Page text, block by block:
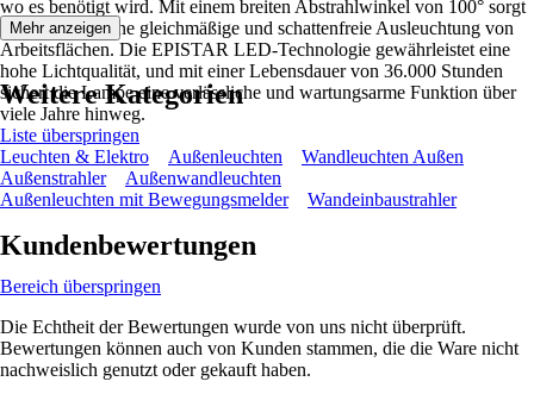
wo es benötigt wird. Mit einem breiten Abstrahlwinkel von 100° sorgt
der Fluter für eine gleichmäßige und schattenfreie Ausleuchtung von
Arbeitsflächen. Die EPISTAR LED-Technologie gewährleistet eine
hohe Lichtqualität, und mit einer Lebensdauer von 36.000 Stunden
sichert die Lampe eine verlässliche und wartungsarme Funktion über
viele Jahre hinweg.
Mehr anzeigen
Weitere Kategorien
Liste überspringen
Leuchten & Elektro
Außenleuchten
Wandleuchten Außen
Außenstrahler
Außenwandleuchten
Außenleuchten mit Bewegungsmelder
Wandeinbaustrahler
Kundenbewertungen
Bereich überspringen
Die Echtheit der Bewertungen wurde von uns nicht überprüft.
Bewertungen können auch von Kunden stammen, die die Ware nicht
nachweislich genutzt oder gekauft haben.